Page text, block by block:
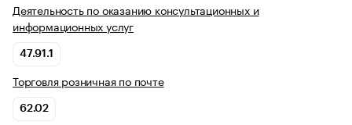
Деятельность по оказанию консультационных и
информационных услуг
47.91.1
Торговля розничная по почте
62.02